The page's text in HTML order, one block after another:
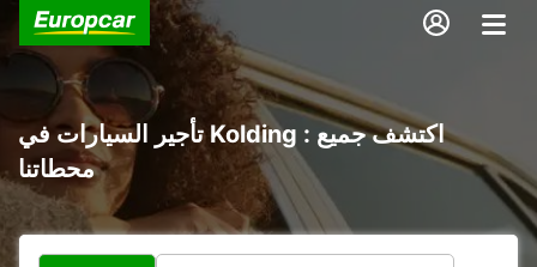
تأجير السيارات في Kolding : اكتشف جميع
محطاتنا